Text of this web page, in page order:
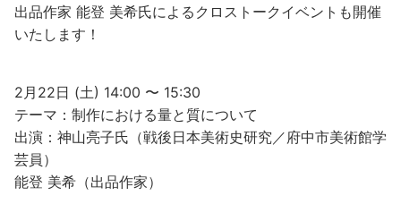
出品作家 能登 美希氏によるクロストークイベントも開催
いたします！
2月22日 (土) 14:00 〜 15:30
テーマ：制作における量と質について
出演：神山亮子氏（戦後日本美術史研究／府中市美術館学
芸員）
能登 美希（出品作家）